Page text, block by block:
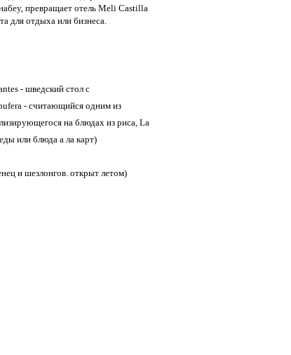
превращает отель Meli Castilla
для отдыха или бизнеса.
- шведский стол с
- считающийся одним из
на блюдах из риса, La
или блюда а ла карт)
и шезлонгов. открыт летом)